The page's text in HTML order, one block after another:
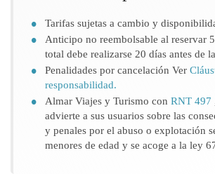
Tarifas sujetas a cambio y
Anticipo no reembolsable al reservar
total debe realizarse 20 días antes de
Penalidades por cancelación Ver
responsabilidad.
Almar Viajes y Turismo con RNT 497
advierte a sus usuarios sobre las
y penales por el abuso o explotación
menores de edad y se acoge a la ley